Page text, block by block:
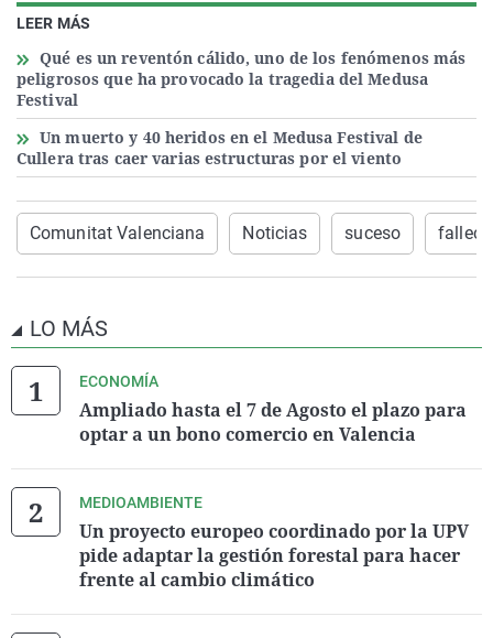
LEER MÁS
Qué es un reventón cálido, uno de los fenómenos más
peligrosos que ha provocado la tragedia del Medusa
Festival
Un muerto y 40 heridos en el Medusa Festival de
Cullera tras caer varias estructuras por el viento
Comunitat Valenciana Noticias suceso
LO MÁS
ECONOMÍA
Ampliado hasta el 7 de Agosto el plazo para
optar a un bono comercio en Valencia
MEDIOAMBIENTE
Un proyecto europeo coordinado por la UPV
pide adaptar la gestión forestal para hacer
frente al cambio climático